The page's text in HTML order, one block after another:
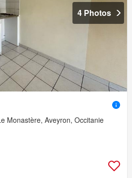
4 Photos
Monastère, Aveyron, Occitanie